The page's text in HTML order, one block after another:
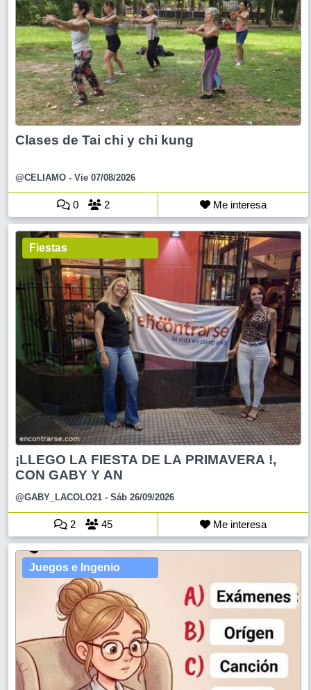
Clases de Tai chi y chi kung
@CELIAMO - Vie 07/08/2026
0 2 Me interesa
Fiestas
¡LLEGO LA FIESTA DE LA PRIMAVERA !,
CON GABY Y AN
@GABY_LACOLO21 - Sáb 26/09/2026
2 45 Me interesa
Juegos e Ingenio